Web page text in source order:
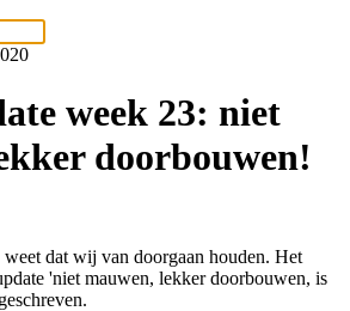
week 23: niet
doorbouwen!
weet dat wij van doorgaan houden. Het
'niet mauwen, lekker doorbouwen, is